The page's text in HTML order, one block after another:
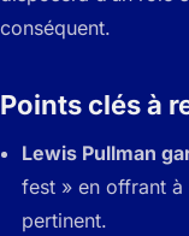
conséquent.
Points clés à
Lewis Pullman
fest » en offrant
pertinent.